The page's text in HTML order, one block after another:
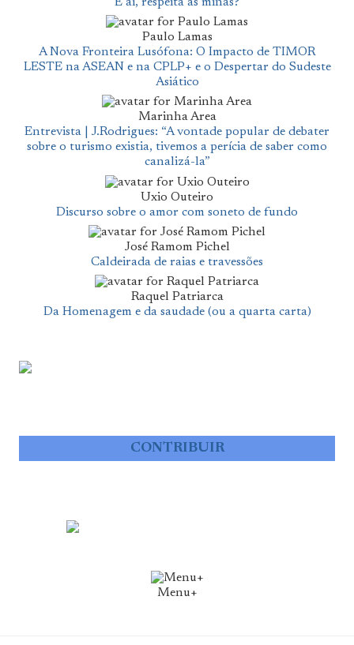
Paulo Lamas
A Nova Fronteira Lusófona: O Impacto de TIMOR
LESTE na ASEAN e na CPLP+ e o Despertar do Sudeste
Asiático
Marinha Area
Entrevista | J.Rodrigues: “A vontade popular de debater
sobre o turismo existia, tivemos a perícia de saber como
canalizá-la”
Uxio Outeiro
Discurso sobre o amor com soneto de fundo
José Ramom Pichel
Caldeirada de raias e travessões
Raquel Patriarca
Da Homenagem e da saudade (ou a quarta carta)
CONTRIBUIR
Menu+